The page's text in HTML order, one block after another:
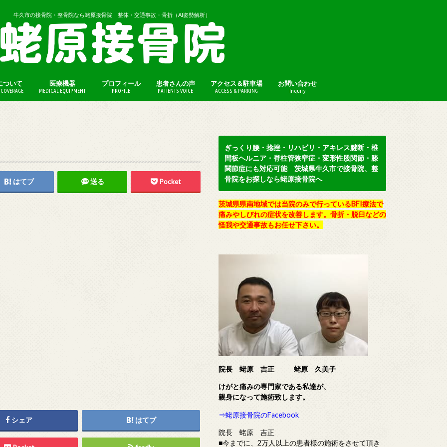
牛久市の接骨院・整骨院なら蛯原接骨院｜整体・交通事故・骨折（AI姿勢解析）
ついて 医療機器
MEDICAL EQUIPMENT
プロフィール
PROFILE
患者さんの声
PATIENTS VOICE
アクセス＆駐車場
ACCESS & PARKING
お問い合わせ
Inquiry
はてブ 送る Pocket
シェア はてブ
ぎっくり腰・捻挫・リハビリ・アキレス腱断・椎
間板ヘルニア・脊柱管狭窄症・変形性股関節・膝
関節症にも対応可能 茨城県牛久市で接骨院、整
骨院をお探しなら蛯原接骨院へ
茨城県県南地域では当院のみで行っているBFI療法で
痛みやしびれの症状を改善します。骨折・脱臼などの
怪我や交通事故もお任せ下さい。
院長 蛯原 吉正 蛯原 久美子
けがと痛みの専門家である私達が、
親身になって施術致します。
⇒蛯原接骨院のFacebook
院長 蛯原 吉正
■今までに、2万人以上の患者様の施術をさせて頂き